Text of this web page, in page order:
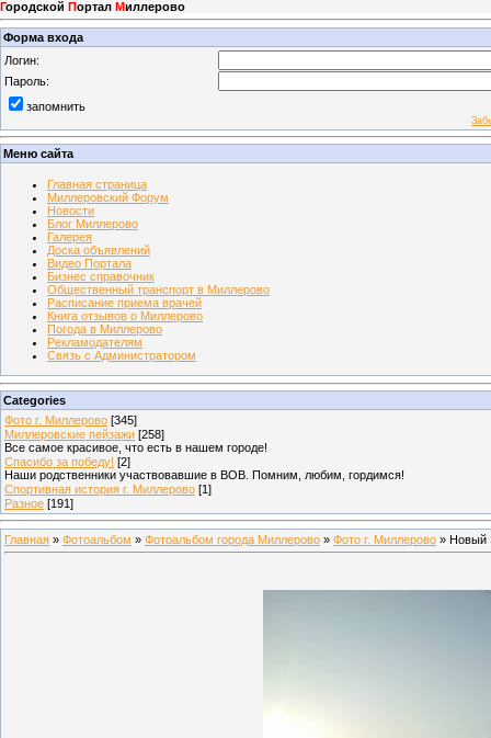
Городской Портал Миллерово
Форма входа
Логин:
Пароль:
запомнить
Меню сайта
Главная страница
Миллеровский Форум
Новости
Блог Миллерово
Галерея
Доска объявлений
Видео Портала
Бизнес справочник
Общественный транспорт в Миллерово
Расписание приема врачей
Книга отзывов о Миллерово
Погода в Миллерово
Рекламодателям
Связь с Администратором
Categories
Фото г. Миллерово [345]
Миллеровские пейзажи [258]
Все самое красивое, что есть в нашем городе!
Спасибо за победу! [2]
Наши родственники участвовавшие в ВОВ. Помним, любим, гордимся!
Спортивная история г. Миллерово [1]
Разное [191]
Главная » Фотоальбом » Фотоальбом города Миллерово » Фото г. Миллерово » Новый